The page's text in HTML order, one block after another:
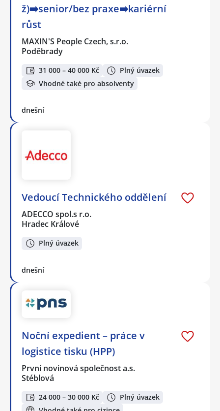
ž)➡️senior/bez praxe➡️kariérní
růst
MAXIN'S People Czech, s.r.o.
Poděbrady
31 000 – 40 000 Kč
Plný úvazek
Vhodné také pro absolventy
dnešní
Vedoucí Technického oddělení
ADECCO spol.s r.o.
Hradec Králové
Plný úvazek
dnešní
Noční expedient – práce v
logistice tisku (HPP)
První novinová společnost a.s.
Stéblová
24 000 – 30 000 Kč
Plný úvazek